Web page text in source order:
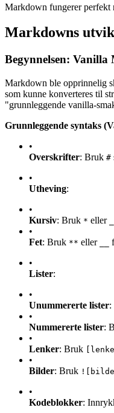
Markdown fungerer perfekt
Markdowns
Begynnelsen:
Markdown ble opprinnelig
som kunne konverteres til
"grunnleggende vanilla-
Grunnleggende syntaks
•
Overskrifter: Bruk #
•
Utheving:
•
Kursiv: Bruk * eller
•
Fet: Bruk ** eller
•
Lister:
•
Unummererte lister:
•
Nummererte lister:
•
Lenker: Bruk
•
Bilder: Bruk
•
Kodeblokker: